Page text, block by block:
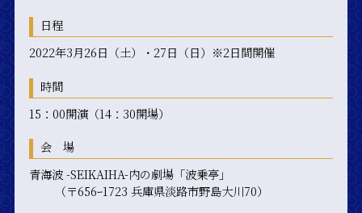
日程
2022年3月26日（土）・27日（日）※2日間開催
時間
15：00開演（14：30開場）
会 場
青海波 -SEIKAIHA-内の劇場「波乗亭」
（〒656ｰ1723 兵庫県淡路市野島大川70）